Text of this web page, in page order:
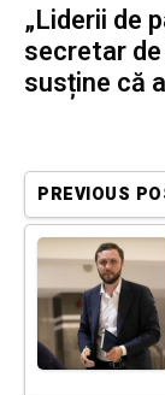
„Liderii de
secretar
susține că
PREVIOUS